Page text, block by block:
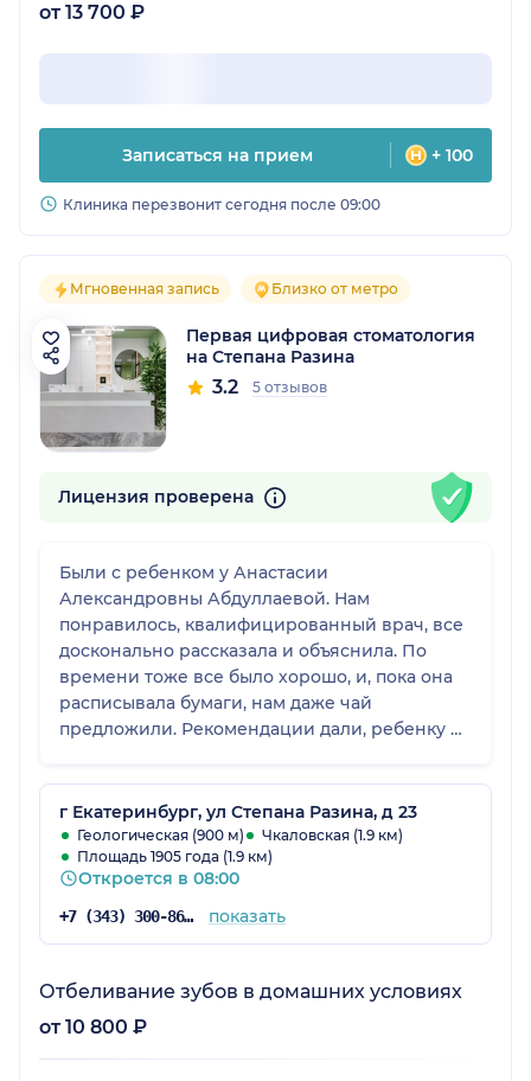
от 13 700 ₽
Записаться на прием + 100
Клиника перезвонит сегодня после 09:00
Мгновенная запись Близко от метро
Первая цифровая стоматология
на Степана Разина
3.2 5 отзывов
Лицензия проверена
Были с ребенком у Анастасии
Александровны Абдуллаевой. Нам
понравилось, квалифицированный врач, все
досконально рассказала и объяснила. По
времени тоже все было хорошо, и, пока она
расписывала бумаги, нам даже чай
предложили. Рекомендации дали, ребенку на
г Екатеринбург, ул Степана Разина, д 23
Геологическая (900 м)
Чкаловская (1.9 км)
Площадь 1905 года (1.9 км)
Откроется в 08:00
+7 (343) 300-86-92 показать
Отбеливание зубов в домашних условиях
от 10 800 ₽